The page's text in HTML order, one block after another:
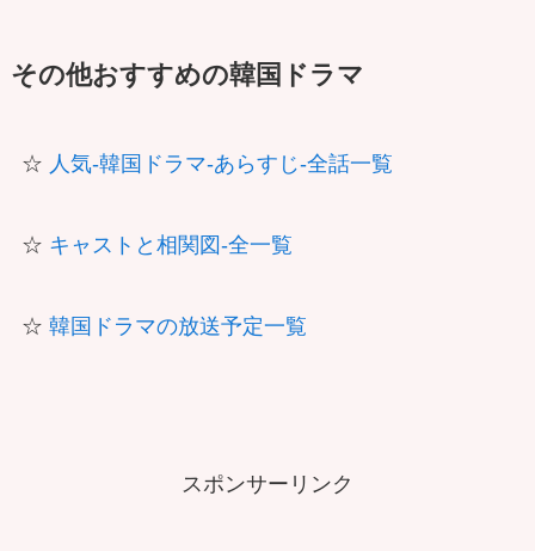
その他おすすめの韓国ドラマ
☆ 人気-韓国ドラマ-あらすじ-全話一覧
☆ キャストと相関図-全一覧
☆ 韓国ドラマの放送予定一覧
スポンサーリンク